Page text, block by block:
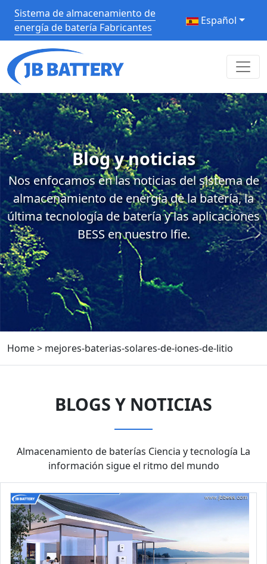
Sistema de almacenamiento de
energía de batería Fabricantes
Español
Blog y noticias
Nos enfocamos en las noticias del sistema de
almacenamiento de energía de la batería, la
última tecnología de batería y las aplicaciones
BESS en nuestro lfie.
Home> mejores-baterias-solares-de-iones-de-litio
BLOGS Y NOTICIAS
Almacenamiento de baterías Ciencia y tecnología La
información sigue el ritmo del mundo